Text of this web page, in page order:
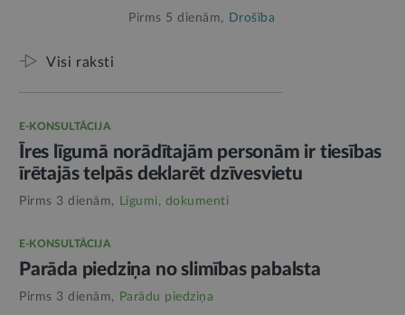
Pirms 5 dienām, Drošība
Visi raksti
E-KONSULTĀCIJA
Īres līgumā norādītajām personām ir tiesības
īrētajās telpās deklarēt dzīvesvietu
Pirms 3 dienām, Līgumi, dokumenti
E-KONSULTĀCIJA
Parāda piedziņa no slimības pabalsta
Pirms 3 dienām, Parādu piedziņa